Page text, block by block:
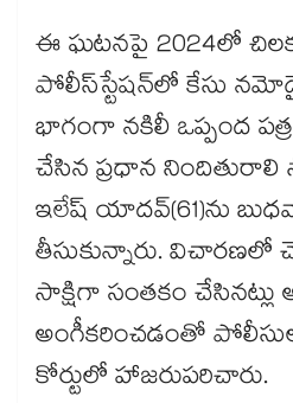
ఈ ఘటనపై 2024లో
పోలీస్‌‌స్టేషన్‌‌లో కేసు
భాగంగా నకిలీ ఒప్పంద
చేసిన ప్రధాన నిందితురాలి
ఇలేష్ యాదవ్‌‌(61)ను
తీసుకున్నారు. విచారణలో
సాక్షిగా సంతకం చేసినట్లు
అంగీకరించడంతో
కోర్టులో హాజరుపరిచారు.